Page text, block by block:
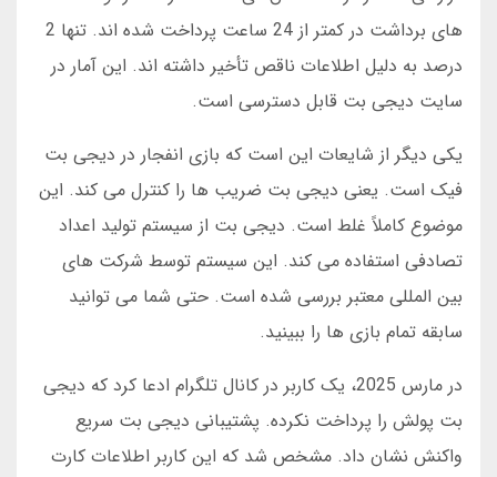
های برداشت در کمتر از 24 ساعت پرداخت شده اند. تنها 2
درصد به دلیل اطلاعات ناقص تأخیر داشته اند. این آمار در
سایت دیجی بت قابل دسترسی است.
یکی دیگر از شایعات این است که بازی انفجار در دیجی بت
فیک است. یعنی دیجی بت ضریب ها را کنترل می کند. این
موضوع کاملاً غلط است. دیجی بت از سیستم تولید اعداد
تصادفی استفاده می کند. این سیستم توسط شرکت های
بین المللی معتبر بررسی شده است. حتی شما می توانید
سابقه تمام بازی ها را ببینید.
در مارس 2025، یک کاربر در کانال تلگرام ادعا کرد که دیجی
بت پولش را پرداخت نکرده. پشتیبانی دیجی بت سریع
واکنش نشان داد. مشخص شد که این کاربر اطلاعات کارت